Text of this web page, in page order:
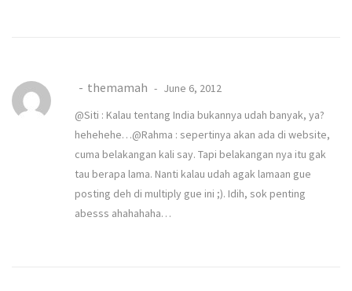
themamah
June 6, 2012
@Siti : Kalau tentang India bukannya udah banyak, ya?
hehehehe…@Rahma : sepertinya akan ada di website,
cuma belakangan kali say. Tapi belakangan nya itu gak
tau berapa lama. Nanti kalau udah agak lamaan gue
posting deh di multiply gue ini ;). Idih, sok penting
abesss ahahahaha…